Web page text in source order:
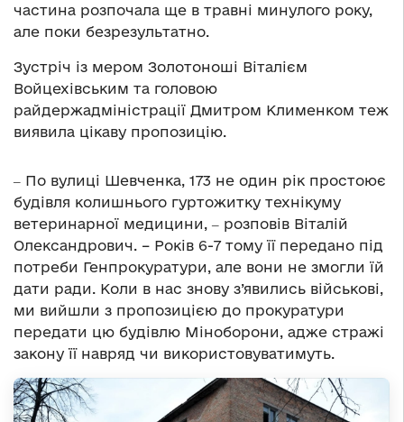
частина розпочала ще в травні минулого року,
але поки безрезультатно.
Зустріч із мером Золотоноші Віталієм
Войцехівським та головою
райдержадміністрації Дмитром Клименком теж
виявила цікаву пропозицію.
‒ По вулиці Шевченка, 173 не один рік простоює
будівля колишнього гуртожитку технікуму
ветеринарної медицини, ‒ розповів Віталій
Олександрович. – Років 6-7 тому її передано під
потреби Генпрокуратури, але вони не змогли їй
дати ради. Коли в нас знову з’явились військові,
ми вийшли з пропозицією до прокуратури
передати цю будівлю Міноборони, адже стражі
закону її навряд чи використовуватимуть.